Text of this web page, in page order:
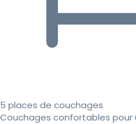
5 places de couchages
Couchages confortables pour